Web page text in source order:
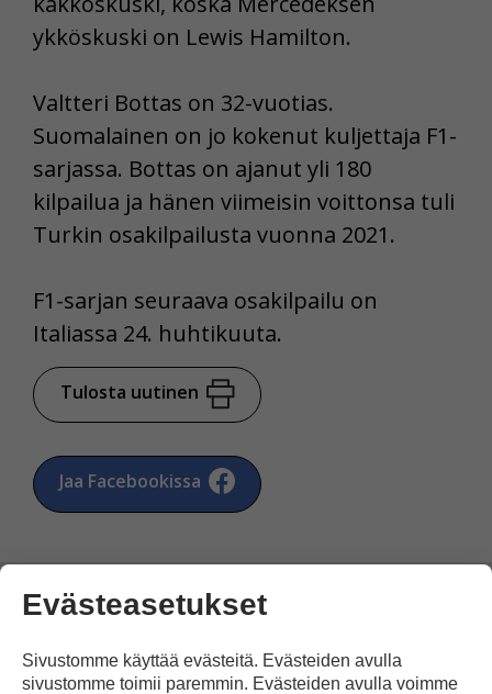
ykköskuski on Lewis Hamilton.
Valtteri Bottas on 32-vuotias.
Suomalainen on jo kokenut kuljettaja F1-
sarjassa. Bottas on ajanut yli 180
kilpailua ja hänen viimeisin voittonsa tuli
Turkin osakilpailusta vuonna 2021.
F1-sarjan seuraava osakilpailu on
Italiassa 24. huhtikuuta.
Tulosta uutinen
Jaa Facebookissa
Kommentoi
Evästeasetukset
Sivustomme käyttää evästeitä. Evästeiden avulla
sivustomme toimii paremmin. Evästeiden avulla voimme